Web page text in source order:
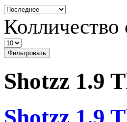
Колличество
Фильтровать
Shotzz 1.9
Shotzz 1.9